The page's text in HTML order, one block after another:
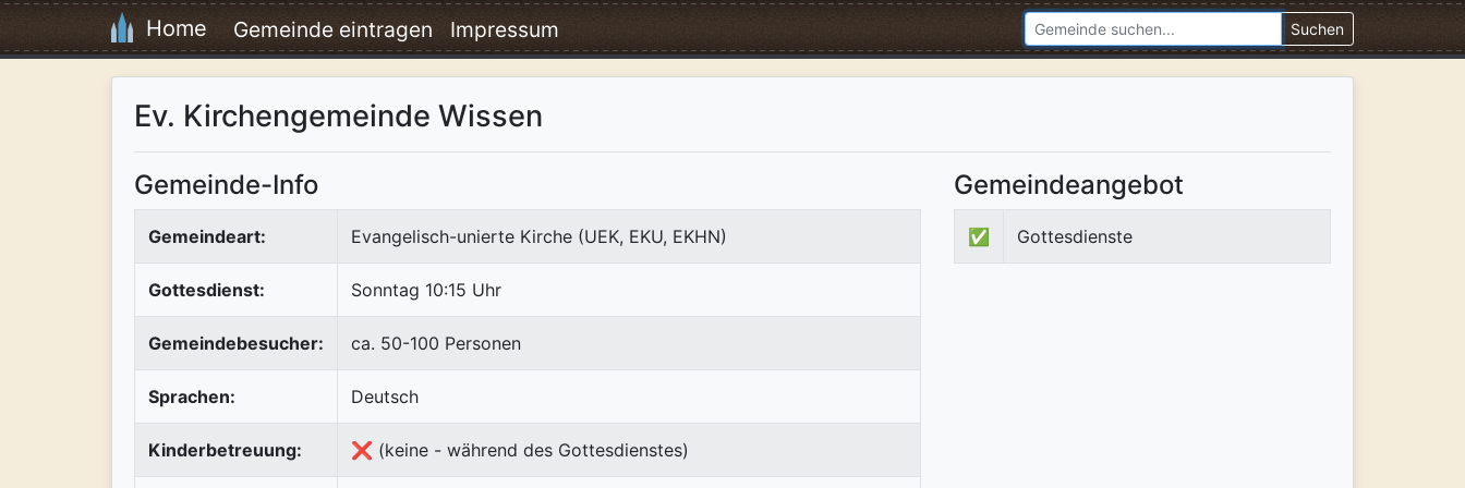
Home Gemeinde eintragen Impressum Suchen
Ev. Kirchengemeinde Wissen
Gemeinde-Info
Gemeindeart: Evangelisch-unierte Kirche (UEK, EKU, EKHN)
Gottesdienst: Sonntag 10:15 Uhr
Gemeindebesucher: ca. 50-100 Personen
Sprachen: Deutsch
Kinderbetreuung: ❌ (keine - während des Gottesdienstes)
Gemeindeangebot
✅ Gottesdienste